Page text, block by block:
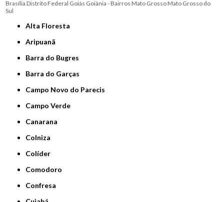
Brasília Distrito Federal Goiás Goiânia - Bairros Mato Grosso Mato Grosso do
Sul
Alta Floresta
Aripuanã
Barra do Bugres
Barra do Garças
Campo Novo do Parecis
Campo Verde
Canarana
Colniza
Colíder
Comodoro
Confresa